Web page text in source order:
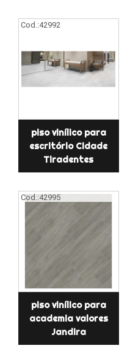
Cod.:42992
piso vinílico para
escritório Cidade
Tiradentes
Cod.:42995
piso vinílico para
academia valores
Jandira